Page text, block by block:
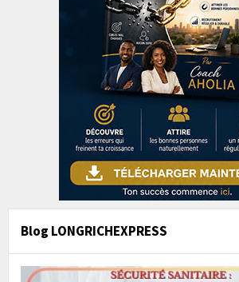
Blog LONGRICHEXPRESS